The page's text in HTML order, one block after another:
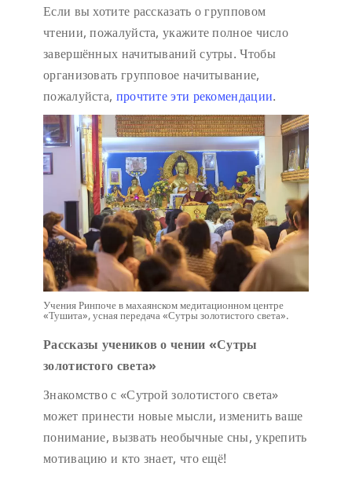
Если вы хотите рассказать о групповом
чтении, пожалуйста, укажите полное число
завершённых начитываний сутры. Чтобы
организовать групповое начитывание,
пожалуйста, прочтите эти рекомендации.
Учения Ринпоче в махаянском медитационном центре
«Тушита», усная передача «Сутры золотистого света».
Рассказы учеников о чении «Сутры
золотистого света»
Знакомство с «Сутрой золотистого света»
может принести новые мысли, изменить ваше
понимание, вызвать необычные сны, укрепить
мотивацию и кто знает, что ещё!